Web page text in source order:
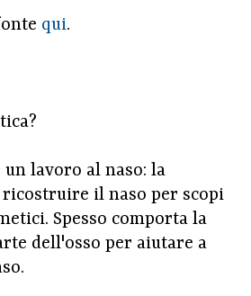
qui.
un lavoro al naso: la
il naso per scopi
Spesso comporta la
dell'osso per aiutare a